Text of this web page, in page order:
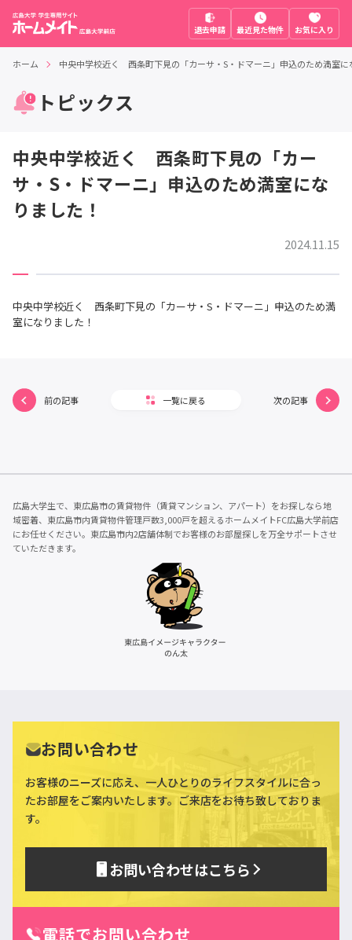
退去申請 最近見た物件 お気に入り
ホーム 中央中学校近く 西条町下見の「カーサ・S・ドマーニ」申込のため満室に
トピックス
中央中学校近く 西条町下見の「カー
サ・S・ドマーニ」申込のため満室にな
りました！
2024.11.15
中央中学校近く 西条町下見の「カーサ・S・ドマーニ」申込のため満
室になりました！
前の記事 一覧に戻る 次の記事
広島大学生で、東広島市の賃貸物件（賃貸マンション、アパート）をお探しなら地
域密着、東広島市内賃貸物件管理戸数3,000戸を超えるホームメイトFC広島大学前店
にお任せください。東広島市内2店舗体制でお客様のお部屋探しを万全サポートさせ
ていただきます。
お問い合わせ
お客様のニーズに応え、一人ひとりのライフスタイルに合っ
たお部屋をご案内いたします。ご来店をお待ち致しておりま
す。
お問い合わせはこちら
電話でお問い合わせ